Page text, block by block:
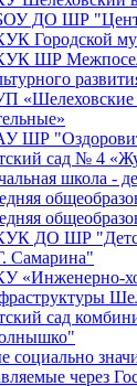
ДО ШР "Центр
Городской
ШР
«Шелеховские
ШР
сад № 4
школа -
ДО ШР
Самарина"
«Инженерно-
сад
социально
через